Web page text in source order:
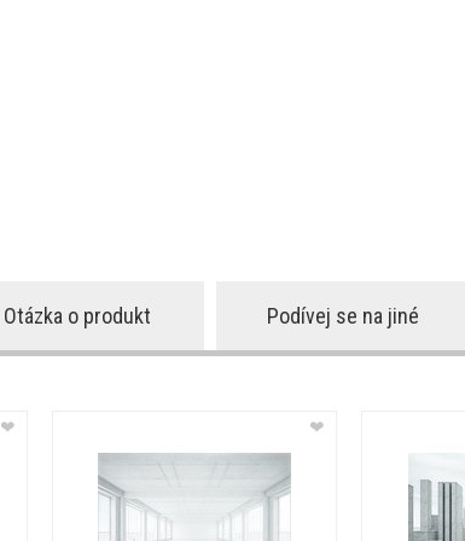
Otázka o produkt Podívej se na jiné
❤ ❤